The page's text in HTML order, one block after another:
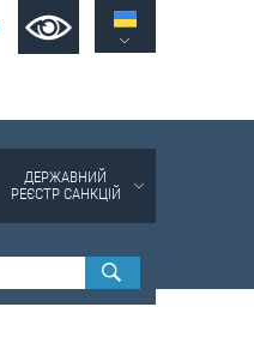
ДЕРЖАВНИЙ
РЕЄСТР САНКЦІЙ